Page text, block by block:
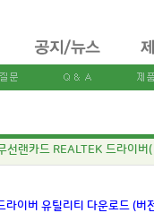
선랜카드 REALTEK 드라
라이버 유틸리티 다운로드 (